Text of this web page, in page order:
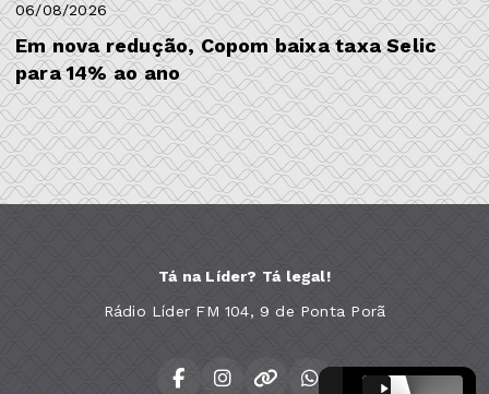
06/08/2026
Em nova redução, Copom baixa taxa Selic
para 14% ao ano
Tá na Líder? Tá legal!
Rádio Líder FM 104, 9 de Ponta Porã